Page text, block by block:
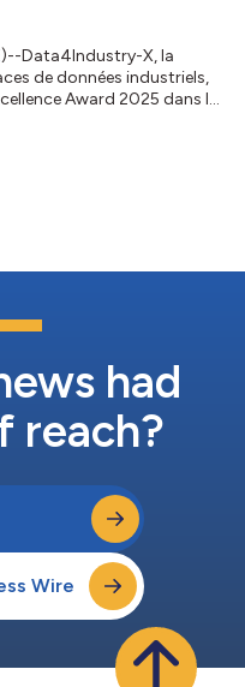
)--Data4Industry-X, la
de données industriels,
Award 2025 dans la
ibérique. Cette
majeur réalisé par
had
reach?
Wire